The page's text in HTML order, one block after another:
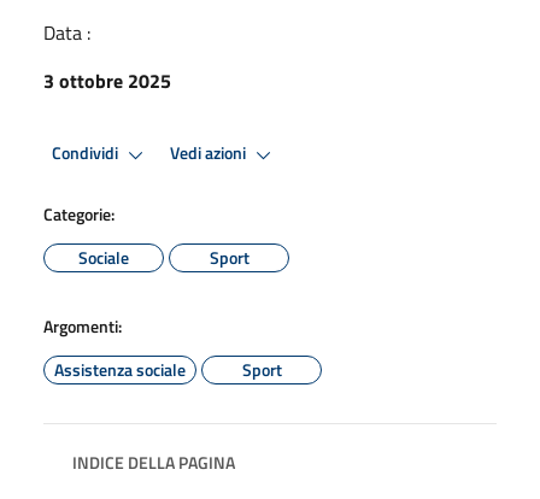
Data :
3 ottobre 2025
Condividi Vedi azioni
Categorie:
Sociale
Sport
Argomenti:
Assistenza sociale
Sport
INDICE DELLA PAGINA